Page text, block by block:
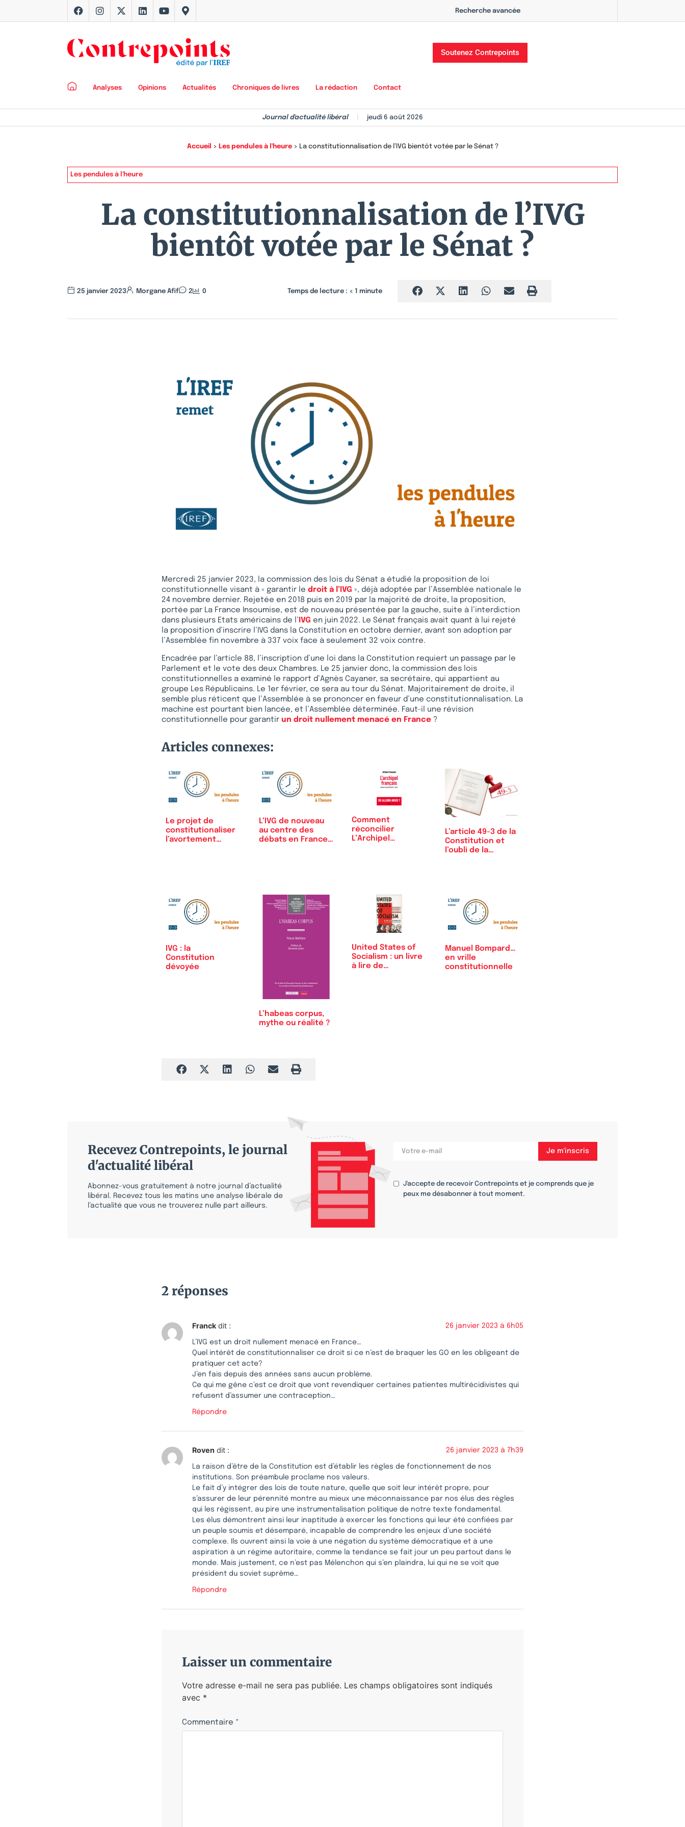
Recherche avancée
Soutenez Contrepoints
Analyses Opinions Actualités Chroniques de livres La rédaction Contact
Journal d'actualité libéral jeudi 6 août 2026
Accueil > Les pendules à l'heure> La constitutionnalisation de l’IVG bientôt votée par le Sénat ?
Les pendules à l'heure
La constitutionnalisation de l’IVG
bientôt votée par le Sénat ?
25 janvier 2023 Morgane Afif 2 0 Temps de lecture : < 1 minute
Mercredi 25 janvier 2023, la commission des lois du Sénat a étudié la proposition de loi
constitutionnelle visant à « garantir le droit à l’IVG », déjà adoptée par l’Assemblée nationale le
24 novembre dernier. Rejetée en 2018 puis en 2019 par la majorité de droite, la proposition,
portée par La France Insoumise, est de nouveau présentée par la gauche, suite à l’interdiction
dans plusieurs Etats américains de l’IVG en juin 2022. Le Sénat français avait quant à lui rejeté
la proposition d’inscrire l’IVG dans la Constitution en octobre dernier, avant son adoption par
l’Assemblée fin novembre à 337 voix face à seulement 32 voix contre.
Encadrée par l’article 88, l’inscription d’une loi dans la Constitution requiert un passage par le
Parlement et le vote des deux Chambres. Le 25 janvier donc, la commission des lois
constitutionnelles a examiné le rapport d’Agnès Cayaner, sa secrétaire, qui appartient au
groupe Les Républicains. Le 1er février, ce sera au tour du Sénat. Majoritairement de droite, il
semble plus réticent que l’Assemblée à se prononcer en faveur d’une constitutionnalisation. La
machine est pourtant bien lancée, et l’Assemblée déterminée. Faut-il une révision
constitutionnelle pour garantir un droit nullement menacé en France ?
Articles connexes:
Le projet de
constitutionaliser
l’avortement
L’IVG de nouveau
au centre des
débats en France
Comment
réconcilier
L’Archipel
L’article 49-3 de la
Constitution et
l’oubli de la…
IVG : la
Constitution
dévoyée
L’habeas corpus,
mythe ou réalité ?
United States of
Socialism : un livre
à lire de…
Manuel Bompard…
en vrille
constitutionnelle
Recevez Contrepoints, le journal
d'actualité libéral
Abonnez-vous gratuitement à notre journal d’actualité
libéral. Recevez tous les matins une analyse libérale de
l’actualité que vous ne trouverez nulle part ailleurs.
J'accepte de recevoir Contrepoints et je comprends que je
peux me désabonner à tout moment.
2 réponses
Franck dit : 26 janvier 2023 à 6h05
L’IVG est un droit nullement menacé en France…
Quel intérêt de constitutionnaliser ce droit si ce n’est de braquer les GO en les obligeant de
pratiquer cet acte?
J’en fais depuis des années sans aucun problème.
Ce qui me gêne c’est ce droit que vont revendiquer certaines patientes multirécidivistes qui
refusent d’assumer une contraception…
Répondre
Roven dit : 26 janvier 2023 à 7h39
La raison d’être de la Constitution est d’établir les règles de fonctionnement de nos
institutions. Son préambule proclame nos valeurs.
Le fait d’y intégrer des lois de toute nature, quelle que soit leur intérêt propre, pour
s’assurer de leur pérennité montre au mieux une méconnaissance par nos élus des règles
qui les régissent, au pire une instrumentalisation politique de notre texte fondamental.
Les élus démontrent ainsi leur inaptitude à exercer les fonctions qui leur été confiées par
un peuple soumis et désemparé, incapable de comprendre les enjeux d’une société
complexe. Ils ouvrent ainsi la voie à une négation du système démocratique et à une
aspiration à un régime autoritaire, comme la tendance se fait jour un peu partout dans le
monde. Mais justement, ce n’est pas Mélenchon qui s’en plaindra, lui qui ne se voit que
président du soviet suprême…
Répondre
Laisser un commentaire
Votre adresse e-mail ne sera pas publiée. Les champs obligatoires sont indiqués
avec *
Commentaire *